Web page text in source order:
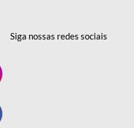
Siga nossas redessociais